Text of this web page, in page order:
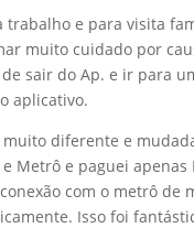
trabalho e para visita
muito cuidado por
sair do Ap. e ir para
aplicativo.
diferente e
Metrô e paguei
com o metrô
Isso foi